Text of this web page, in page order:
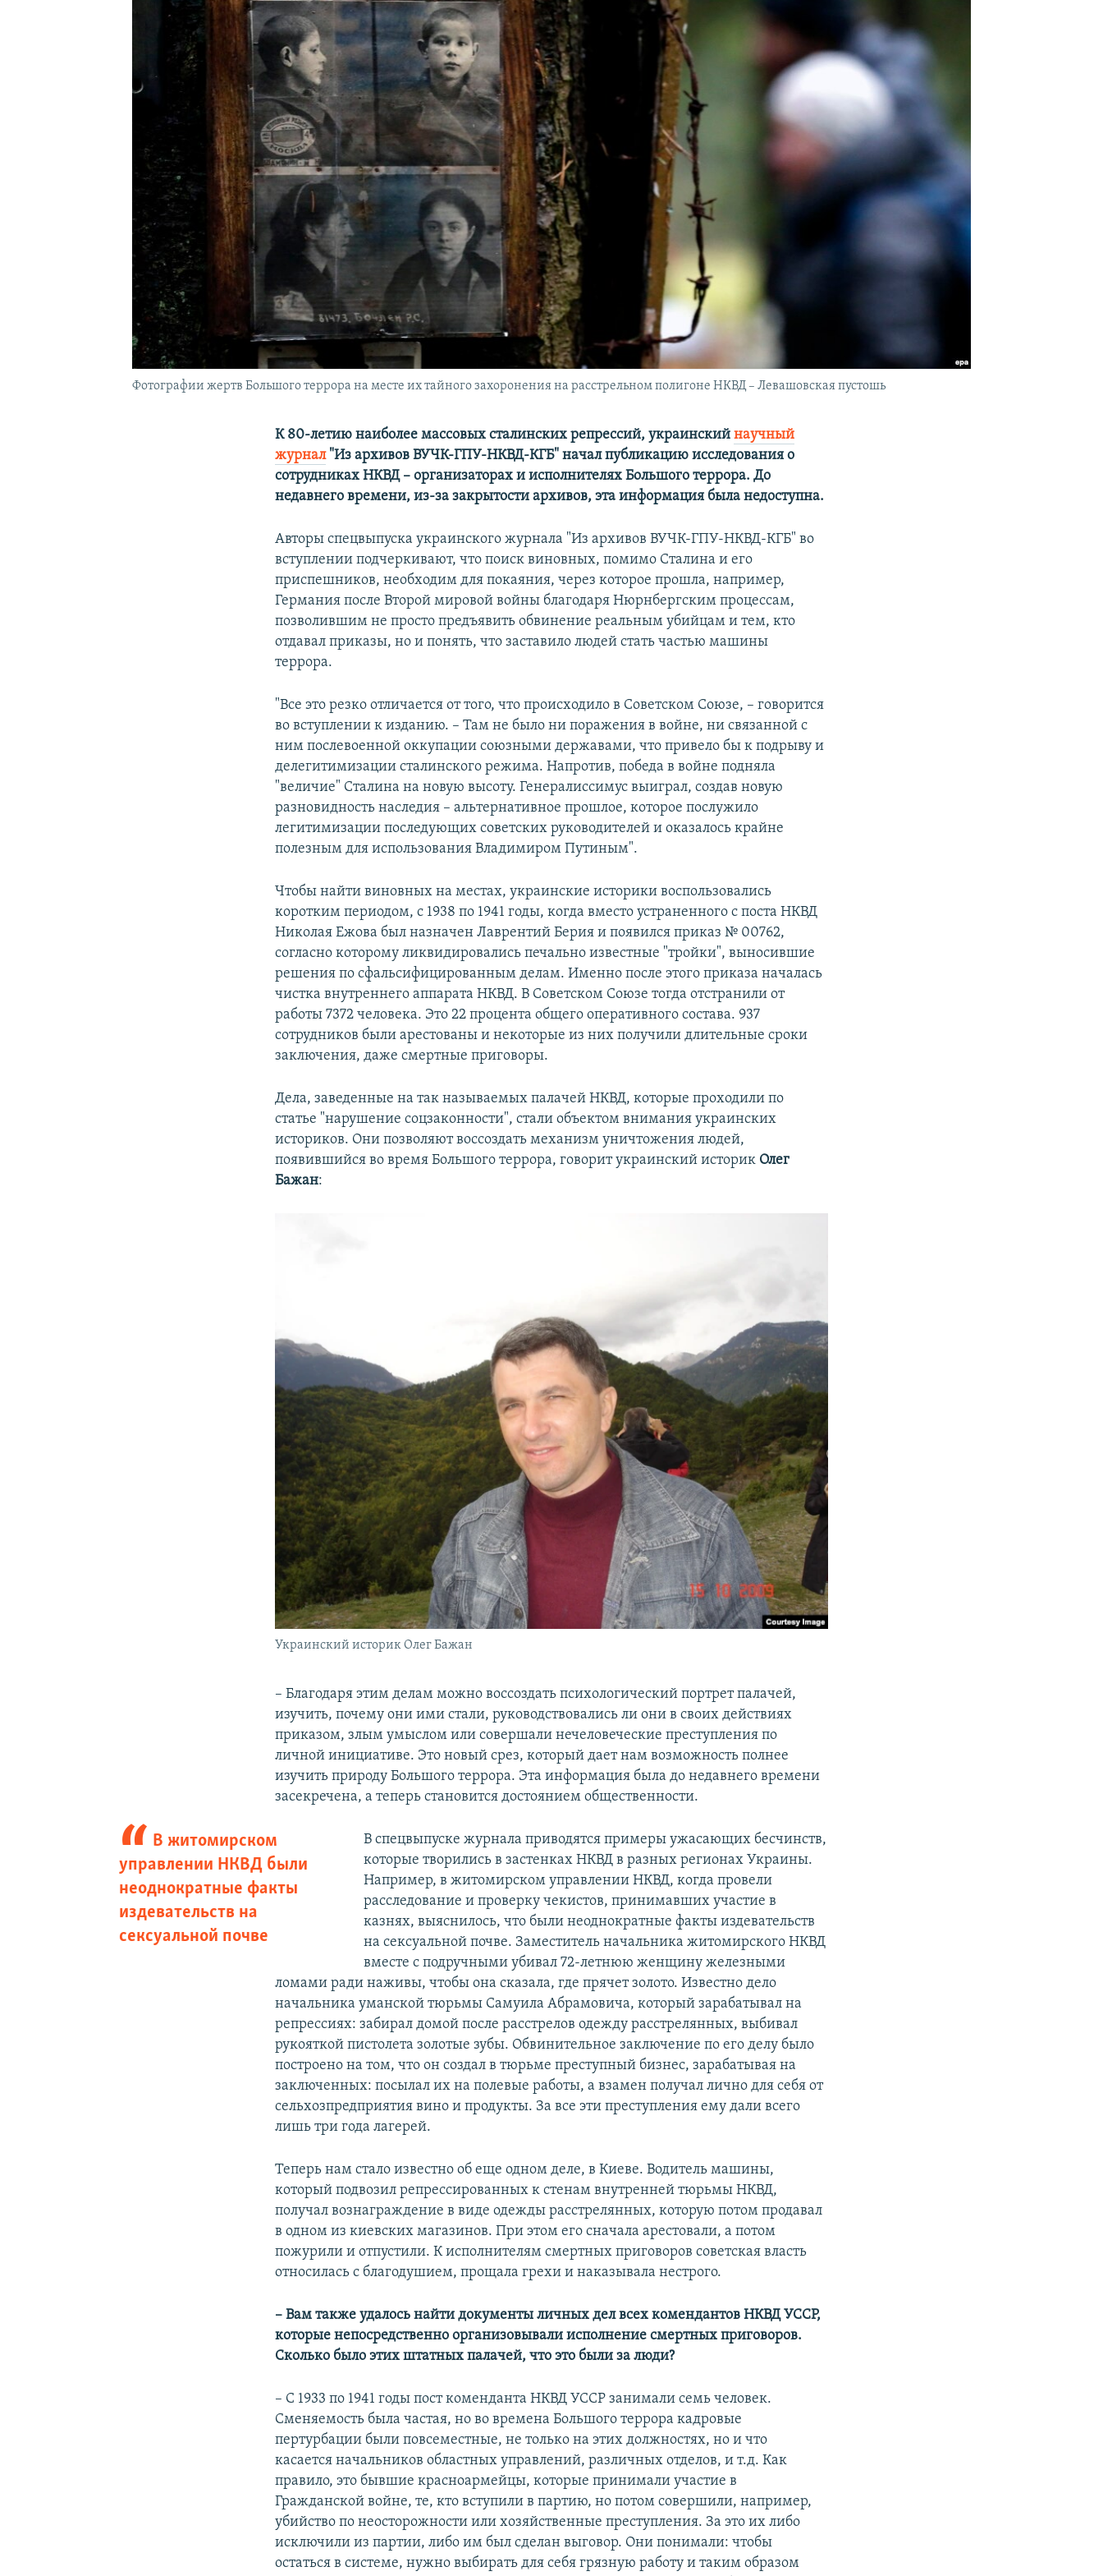
УКРАИНСКАЯ ПРОБЛЕМА КРЫМА
Фотографии жертв Большого террора на месте их тайного захоронения на расстрельном полигоне НКВД – Левашовская пустошь
К 80-летию наиболее массовых сталинских репрессий, украинскийнаучный
журнал"Из архивовВУЧК-ГПУ-НКВД-КГБ" начал публикациюисследования о
сотрудниках НКВД – организаторах и исполнителях Большого террора. До
недавнего времени, из-за закрытости архивов, эта информация была недоступна.
Авторы спецвыпуска украинского журнала "Из архивов ВУЧК-ГПУ-НКВД-КГБ" во
вступлении подчеркивают, что поиск виновных, помимо Сталина и его
приспешников, необходим для покаяния, через которое прошла, например,
Германия после Второй мировой войны благодаря Нюрнбергским процессам,
позволившим не просто предъявить обвинение реальным убийцам и тем, кто
отдавал приказы, но и понять, что заставило людей стать частью машины
террора.
"Все это резко отличается от того, что происходило в Советском Союзе, – говорится
во вступлении к изданию. – Там не было ни поражения в войне, ни связанной с
ним послевоенной оккупации союзными державами, что привело бы к подрыву и
делегитимизации сталинского режима. Напротив, победа в войне подняла
"величие" Сталина на новую высоту. Генералиссимус выиграл, создав новую
разновидность наследия – альтернативное прошлое, которое послужило
легитимизации последующих советских руководителей и оказалось крайне
полезным для использования Владимиром Путиным".
Чтобы найти виновных на местах, украинские историки воспользовались
коротким периодом, с 1938 по 1941 годы, когда вместо устраненного с поста НКВД
Николая Ежова был назначен Лаврентий Берия и появился приказ № 00762,
согласно которому ликвидировались печально известные "тройки", выносившие
решения по сфальсифицированным делам. Именно после этого приказа началась
чистка внутреннего аппарата НКВД. В Советском Союзе тогда отстранили от
работы 7372 человека. Это 22 процента общего оперативного состава. 937
сотрудников были арестованы и некоторые из них получили длительные сроки
заключения, даже смертные приговоры.
Дела, заведенные на так называемых палачей НКВД, которые проходили по
статье "нарушение соцзаконности", стали объектом внимания украинских
историков. Они позволяют воссоздать механизм уничтожения людей,
появившийся во время Большого террора, говорит украинский историк Олег
Бажан:
Украинский историк Олег Бажан
– Благодаря этим делам можно воссоздать психологический портрет палачей,
изучить, почему они ими стали, руководствовались ли они в своих действиях
приказом, злым умыслом или совершали нечеловеческие преступления по
личной инициативе. Это новый срез, который дает нам возможность полнее
изучить природу Большого террора. Эта информация была до недавнего времени
засекречена, а теперь становится достоянием общественности.
В житомирском
управлении НКВД были
неоднократные факты
издевательств на
сексуальной почве
В спецвыпуске журнала приводятся примеры ужасающих бесчинств,
которые творились в застенках НКВД в разных регионах Украины.
Например, в житомирском управлении НКВД, когда провели
расследование и проверку чекистов, принимавших участие в
казнях, выяснилось, что были неоднократные факты издевательств
на сексуальной почве. Заместитель начальника житомирского НКВД
вместе с подручными убивал 72-летнюю женщину железными
ломами ради наживы, чтобы она сказала, где прячет золото. Известно дело
начальника уманской тюрьмы Самуила Абрамовича, который зарабатывал на
репрессиях: забирал домой после расстрелов одежду расстрелянных, выбивал
рукояткой пистолета золотые зубы. Обвинительное заключение по его делу было
построено на том, что он создал в тюрьме преступный бизнес, зарабатывая на
заключенных: посылал их на полевые работы, а взамен получал лично для себя от
сельхозпредприятия вино и продукты. За все эти преступления ему дали всего
лишь три года лагерей.
Теперь нам стало известно об еще одном деле, в Киеве. Водитель машины,
который подвозил репрессированных к стенам внутренней тюрьмы НКВД,
получал вознаграждение в виде одежды расстрелянных, которую потом продавал
в одном из киевских магазинов. При этом его сначала арестовали, а потом
пожурили и отпустили. К исполнителям смертных приговоров советская власть
относилась с благодушием, прощала грехи и наказывала нестрого.
– Вам также удалось найти документы личных дел всех комендантов НКВД УССР,
которые непосредственно организовывали исполнение смертных приговоров.
Сколько было этих штатных палачей, что это были за люди?
– С 1933 по 1941 годы пост коменданта НКВД УССР занимали семь человек.
Сменяемость была частая, но во времена Большого террора кадровые
пертурбации были повсеместные, не только на этих должностях, но и что
касается начальников областных управлений, различных отделов, и т.д. Как
правило, это бывшие красноармейцы, которые принимали участие в
Гражданской войне, те, кто вступили в партию, но потом совершили, например,
убийство по неосторожности или хозяйственные преступления. За это их либо
исключили из партии, либо им был сделан выговор. Они понимали: чтобы
остаться в системе, нужно выбирать для себя грязную работу и таким образом